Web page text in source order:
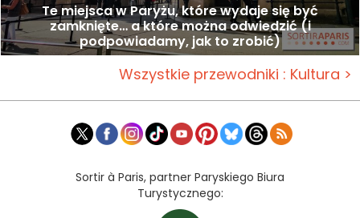
Te miejsca w Paryżu, które wydaje się być
zamknięte… a które można odwiedzić (i
podpowiadamy, jak to zrobić)
Wszystkie przewodniki : Kultura >
Sortir à Paris, partner Paryskiego Biura
Turystycznego: